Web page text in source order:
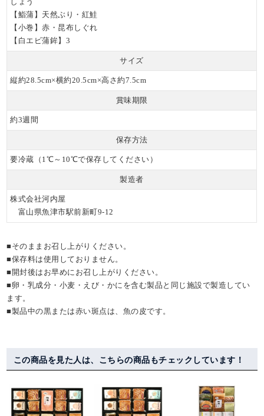
【鮨蒲】天然ぶり・紅鮭
【小巻】赤・昆布しぐれ
【白エビ蒲鉾】3
サイズ
縦約28.5cm×横約20.5cm×高さ約7.5cm
賞味期限
約3週間
保存方法
要冷蔵（1℃～10℃で保存してください）
製造者
株式会社河内屋
富山県魚津市駅前新町9-12
■そのままお召し上がりください。
■保存料は使用しておりません。
■開封後はお早めにお召し上がりください。
■卵・乳成分・小麦・えび・かにを含む製品と同じ施設で製造してい
ます。
■製品中の黒または赤い斑点は、魚の皮です。
この商品を見た人は、こちらの商品もチェックしています！